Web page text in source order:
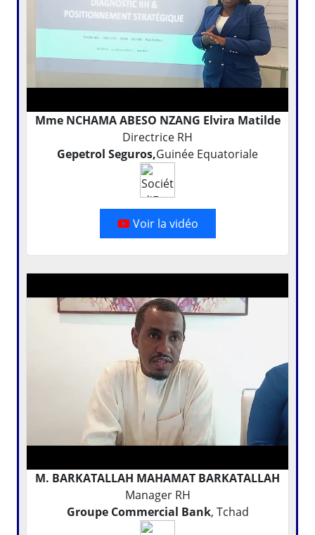
Mme NCHAMA ABESO NZANG Elvira Matilde
Directrice RH
Gepetrol Seguros,Guinée Equatoriale
Voir la vidéo
M. BARKATALLAH MAHAMAT BARKATALLAH
Manager RH
Groupe Commercial Bank, Tchad